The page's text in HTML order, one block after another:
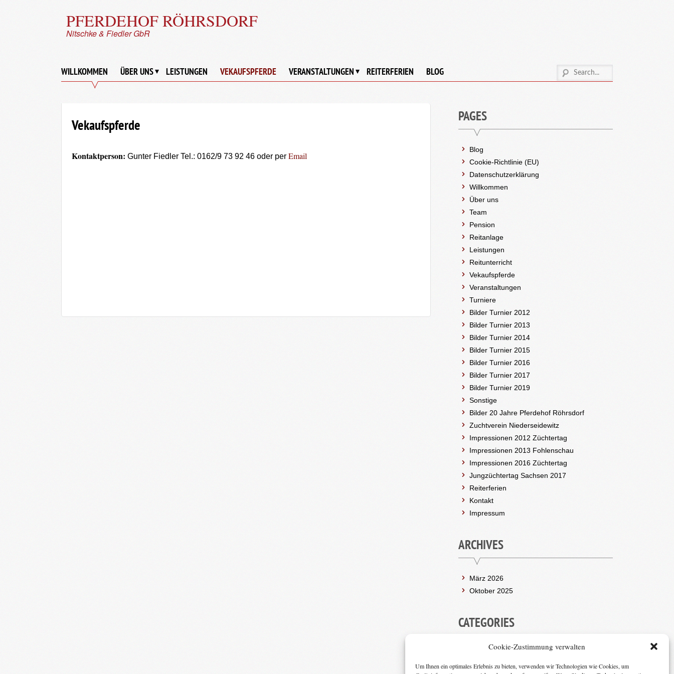
Cookie-Zustimmung verwalten
Um Ihnen ein optimales Erlebnis zu bieten, verwenden wir Technologien wie Cookies, um
PFERDEHOF RÖHRSDORF
Nitschke & Fiedler GbR
WILLKOMMEN ÜBER UNS LEISTUNGEN VEKAUFSPFERDE VERANSTALTUNGEN REITERFERIEN BLOG
Vekaufspferde
Kontaktperson: Gunter Fiedler Tel.: 0162/9 73 92 46 oder per Email
PAGES
Blog
Cookie-Richtlinie (EU)
Datenschutzerklärung
Willkommen
Über uns
Team
Pension
Reitanlage
Leistungen
Reitunterricht
Vekaufspferde
Veranstaltungen
Turniere
Bilder Turnier 2012
Bilder Turnier 2013
Bilder Turnier 2014
Bilder Turnier 2015
Bilder Turnier 2016
Bilder Turnier 2017
Bilder Turnier 2019
Sonstige
Bilder 20 Jahre Pferdehof Röhrsdorf
Zuchtverein Niederseidewitz
Impressionen 2012 Züchtertag
Impressionen 2013 Fohlenschau
Impressionen 2016 Züchtertag
Jungzüchtertag Sachsen 2017
Reiterferien
Kontakt
Impressum
ARCHIVES
März 2026
Oktober 2025
CATEGORIES